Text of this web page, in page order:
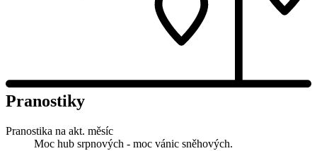
Pranostiky
Pranostika na akt. měsíc
Moc hub srpnových - moc vánic sněhových.